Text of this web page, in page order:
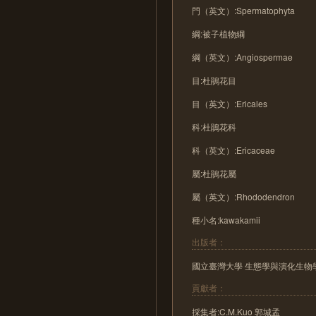
門（英文）:Spermatophyta
綱:被子植物綱
綱（英文）:Angiospermae
目:杜鵑花目
目（英文）:Ericales
科:杜鵑花科
科（英文）:Ericaceae
屬:杜鵑花屬
屬（英文）:Rhododendron
種小名:kawakamii
出版者：
國立臺灣大學 生態學與演化生物
貢獻者：
採集者:C.M.Kuo 郭城孟